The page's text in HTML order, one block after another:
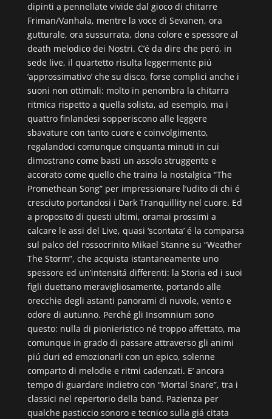
dipinti a pennellate vivide dal gioco di chitarre
Friman/Vanhala, mentre la voce di Sevanen, ora
gutturale, ora sussurrata, dona colore e spessore al
death melodico dei Nostri. C’é da dire che peró, in
sede live, il quartetto risulta leggermente piú
‘approssimativo’ che su disco, forse complici anche i
suoni non ottimali: molto in penombra la chitarra
ritmica rispetto a quella solista, ad esempio, ma i
quattro finlandesi sopperiscono alle leggere
sbavature con tanto cuore e coinvolgimento,
regalandoci comunque cinquanta minuti in cui
dimostrano come basti un assolo struggente e
accorato come quello che traina la nostalgica “The
Promethean Song” per impressionare l’udito di chi é
cresciuto portandosi i Dark Tranquillity nel cuore. Ed
a proposito di questi ultimi, oramai prossimi a
calcare le assi del Live, quasi ‘scontata’ é la comparsa
sul palco del rossocrinito Mikael Stanne su “Weather
The Storm”, che acquista istantaneamente uno
spessore ed un’intensitá differenti: la Storia ed i suoi
figli duettano meravigliosamente, portando alle
orecchie degli astanti panorami di nuvole, vento e
odore di autunno. Perché gli Insomnium sono
questo: nulla di pionieristico né troppo affettato, ma
comunque in grado di passare attraverso gli animi
piú duri ed emozionarli con un epico, solenne
comparto di melodie e ritmi cadenzati. E’ ancora
tempo di guardare indietro con “Mortal Snare”, tra i
classici nel repertorio della band. Pazienza per
qualche pasticcio sonoro e tecnico sulla giá citata